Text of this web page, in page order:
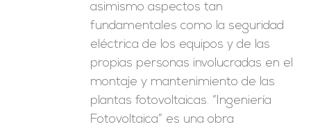
asimismo aspectos tan
fundamentales como la seguridad
eléctrica de los equipos y de las
propias personas involucradas en el
montaje y mantenimiento de las
plantas fotovoltaicas. “Ingeniería
Fotovoltaica” es una obra